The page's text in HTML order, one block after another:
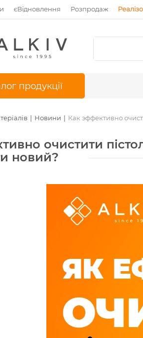
єВідновлення Розпродаж
продукції
Новини Как эффективно
очистити
новий?